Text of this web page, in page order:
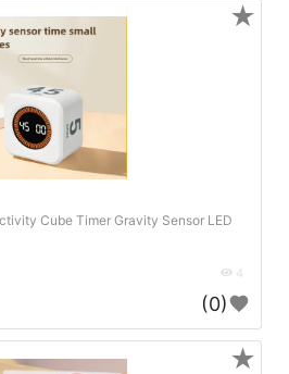
Cube Timer Gravity Sensor LED
4
(0)
★
★